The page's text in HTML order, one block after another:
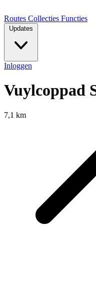
Routes Collecties Functies
Updates
Inloggen
Vuylcoppad
7,1 km